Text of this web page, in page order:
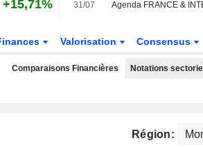
+15,71% 31/07
Valorisation Consensus
Comparaisons Financières Notations
Région: